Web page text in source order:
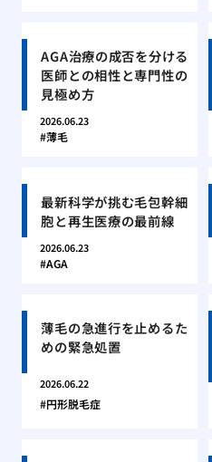
AGA治療の成否を分ける
医師との相性と専門性の
見極め方
2026.06.23
薄毛
最新科学が挑む毛包幹細
胞と再生医療の最前線
2026.06.23
AGA
薄毛の急進行を止めるた
めの緊急処置
2026.06.22
円形脱毛症